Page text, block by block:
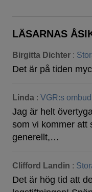
LÄSARNAS
Birgitta Dichter :
Det är på tiden
Linda : VGR:s
Jag är helt
som vi kommer att
generellt,…
Clifford Landin :
Det är hög tid att